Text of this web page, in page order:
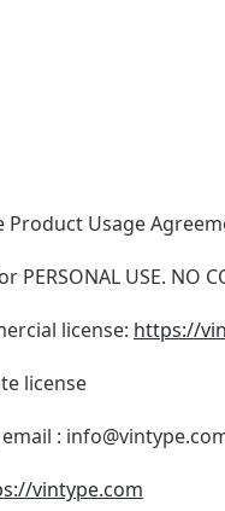
Usage
USE. NO
license: https://
license
:
vintype.com